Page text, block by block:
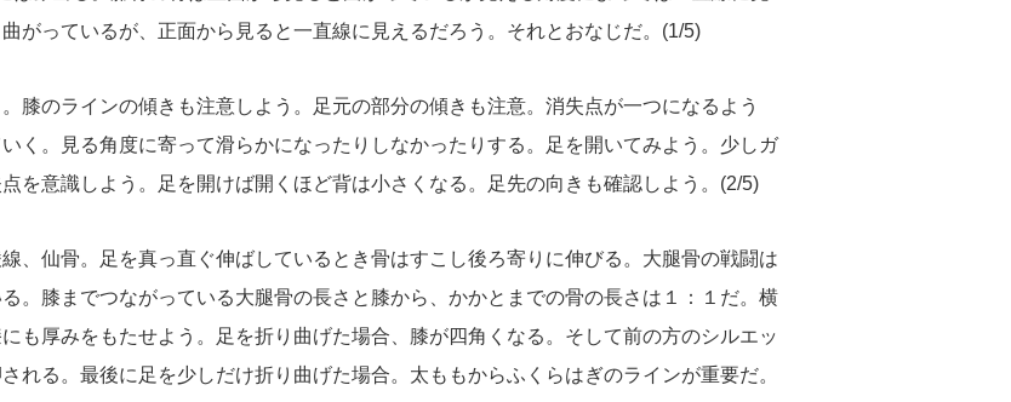
がっているが、正面から見ると一直線に見えるだろう。それとおなじだ。(1/5)
膝のラインの傾きも注意しよう。足元の部分の傾きも注意。消失点が一つになるよう
く。見る角度に寄って滑らかになったりしなかったりする。足を開いてみよう。少しガ
を意識しよう。足を開けば開くほど背は小さくなる。足先の向きも確認しよう。(2/5)
、仙骨。足を真っ直ぐ伸ばしているとき骨はすこし後ろ寄りに伸びる。大腿骨の戦闘は
。膝までつながっている大腿骨の長さと膝から、かかとまでの骨の長さは１：１だ。横
も厚みをもたせよう。足を折り曲げた場合、膝が四角くなる。そして前の方のシルエッ
れる。最後に足を少しだけ折り曲げた場合。太ももからふくらはぎのラインが重要だ。